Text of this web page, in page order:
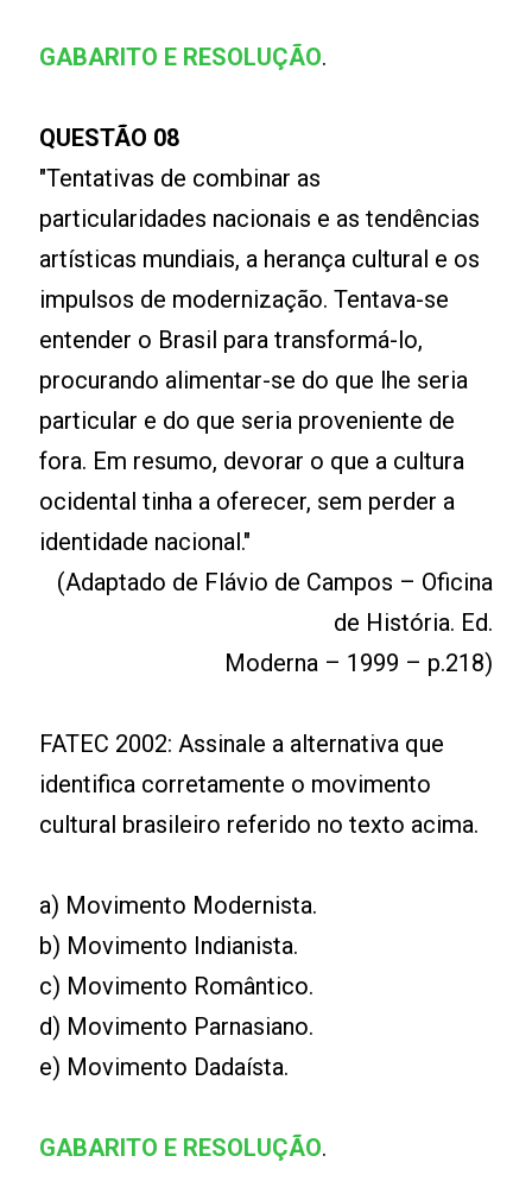
GABARITO E RESOLUÇÃO.
QUESTÃO 08
"Tentativas de combinar as
particularidades nacionais e as tendências
artísticas mundiais, a herança cultural e os
impulsos de modernização. Tentava-se
entender o Brasil para transformá-lo,
procurando alimentar-se do que lhe seria
particular e do que seria proveniente de
fora. Em resumo, devorar o que a cultura
ocidental tinha a oferecer, sem perder a
identidade nacional."
(Adaptado de Flávio de Campos – Oficina
de História. Ed.
Moderna – 1999 – p.218)
FATEC 2002: Assinale a alternativa que
identifica corretamente o movimento
cultural brasileiro referido no texto acima.
a) Movimento Modernista.
b) Movimento Indianista.
c) Movimento Romântico.
d) Movimento Parnasiano.
e) Movimento Dadaísta.
GABARITO E RESOLUÇÃO.